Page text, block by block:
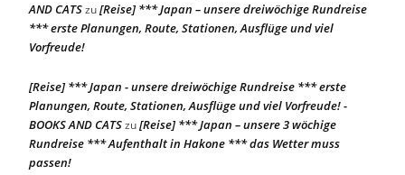
AND CATSzu[Reise] *** Japan – unsere dreiwöchige Rundreise
*** erste Planungen, Route, Stationen, Ausflüge und viel
Vorfreude!
[Reise] *** Japan - unsere dreiwöchige Rundreise *** erste
Planungen, Route, Stationen, Ausflüge und viel Vorfreude! -
BOOKS AND CATSzu[Reise] *** Japan – unsere 3 wöchige
Rundreise *** Aufenthalt in Hakone *** das Wetter muss
passen!